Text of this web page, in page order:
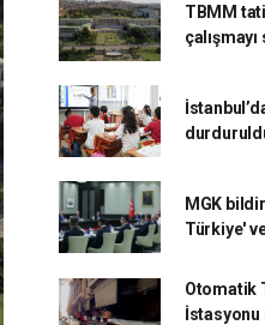
TBMM
MGK
Türkiye'
Otomatik
İstasyonu